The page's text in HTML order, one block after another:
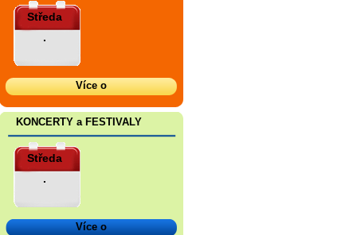
Středa
.
Více o
KONCERTY a FESTIVALY
Středa
.
Více o